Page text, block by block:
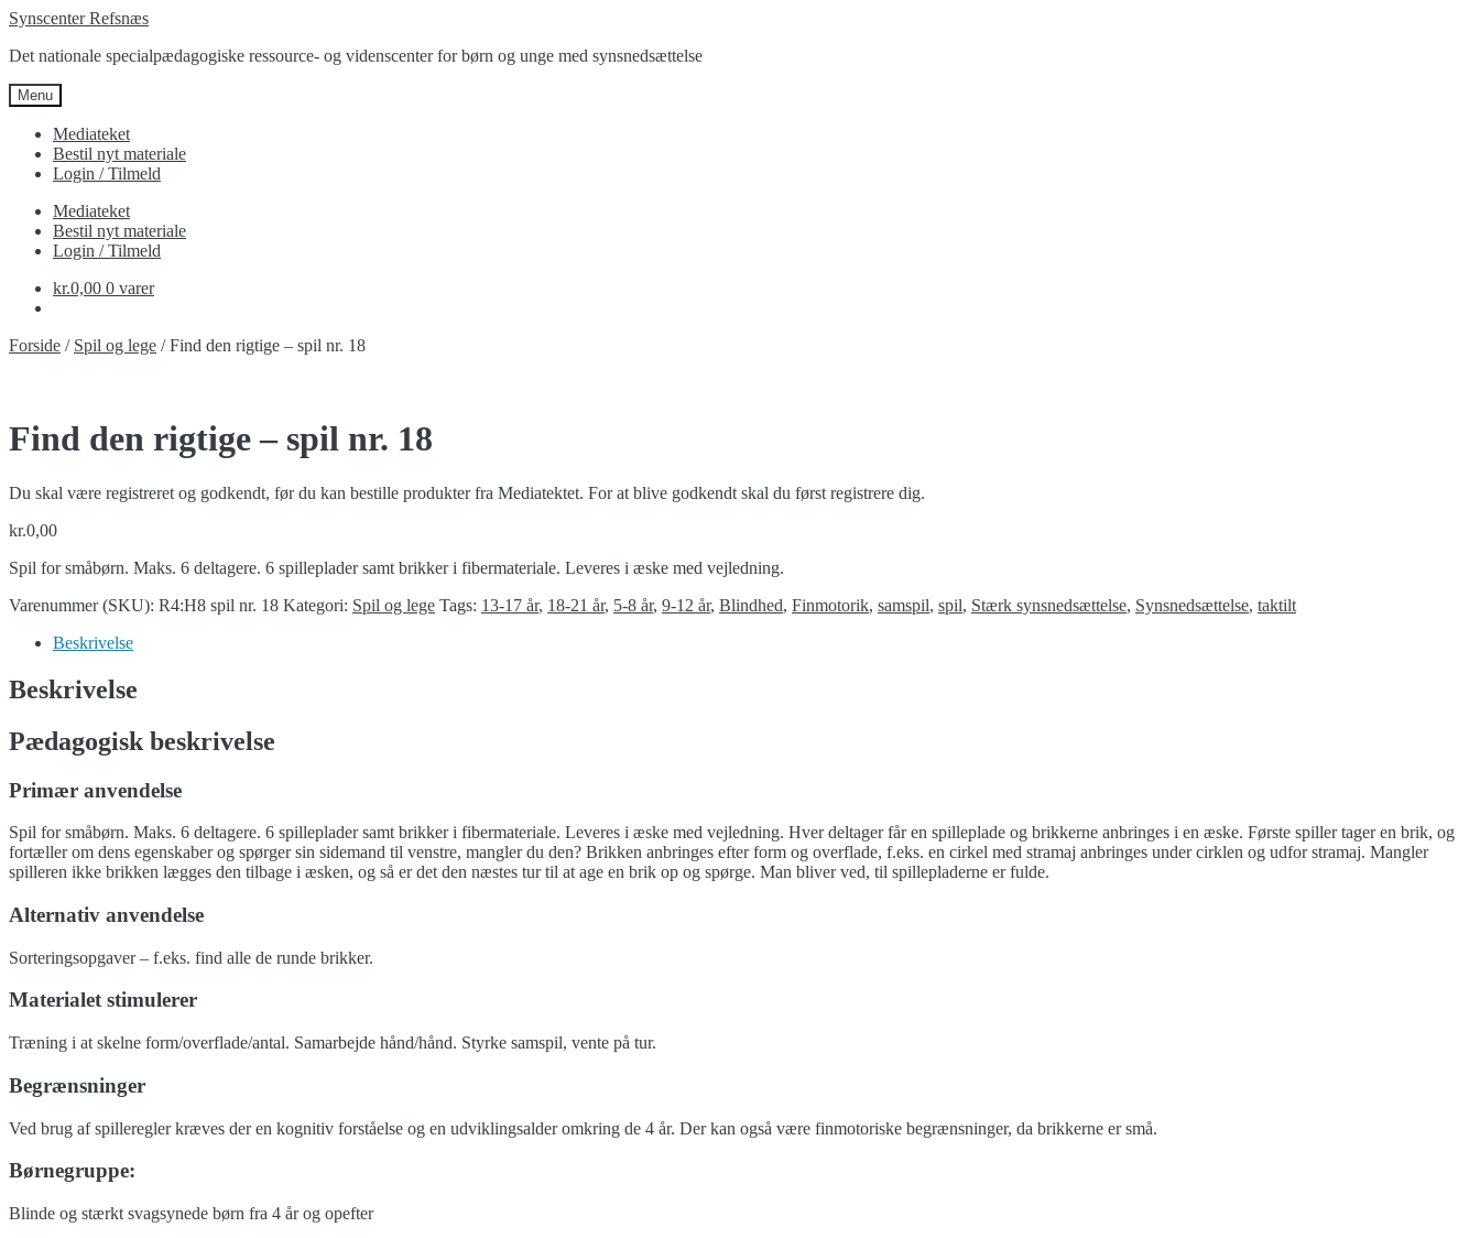
Spring
navigation
Spring
indhold
Synscenter Refsnæs
Det nationale specialpædagogiske ressource- og videnscenter for børn og unge med synsnedsættelse
Menu
Mediateket
Bestil nyt materiale
Login / Tilmeld
Mediateket
Bestil nyt materiale
Login / Tilmeld
kr.0,00 0 varer
Forside / Spil og lege /Find den rigtige – spil nr. 18
Find den rigtige – spil nr. 18
Du skal være registreret og godkendt, før du kan bestille produkter fra Mediatektet. For at blive godkendt skal du først registrere dig.
kr.0,00
Spil for småbørn. Maks. 6 deltagere. 6 spilleplader samt brikker i fibermateriale. Leveres i æske med vejledning.
Varenummer (SKU): R4:H8 spil nr. 18 Kategori: Spil og lege Tags: 13-17 år, 18-21 år, 5-8 år, 9-12 år, Blindhed, Finmotorik, samspil, spil, Stærk synsnedsættelse, Synsnedsættelse, taktilt
Beskrivelse
Beskrivelse
Pædagogisk beskrivelse
Primær anvendelse
Spil for småbørn. Maks. 6 deltagere. 6 spilleplader samt brikker i fibermateriale. Leveres i æske med vejledning. Hver deltager får en spilleplade og brikkerne anbringes i en æske. Første spiller tager en brik, og
fortæller om dens egenskaber og spørger sin sidemand til venstre, mangler du den? Brikken anbringes efter form og overflade, f.eks. en cirkel med stramaj anbringes under cirklen og udfor stramaj. Mangler
spilleren ikke brikken lægges den tilbage i æsken, og så er det den næstes tur til at age en brik op og spørge. Man bliver ved, til spillepladerne er fulde.
Alternativ anvendelse
Sorteringsopgaver – f.eks. find alle de runde brikker.
Materialet stimulerer
Træning i at skelne form/overflade/antal. Samarbejde hånd/hånd. Styrke samspil, vente på tur.
Begrænsninger
Ved brug af spilleregler kræves der en kognitiv forståelse og en udviklingsalder omkring de 4 år. Der kan også være finmotoriske begrænsninger, da brikkerne er små.
Børnegruppe:
Blinde og stærkt svagsynede børn fra 4 år og opefter